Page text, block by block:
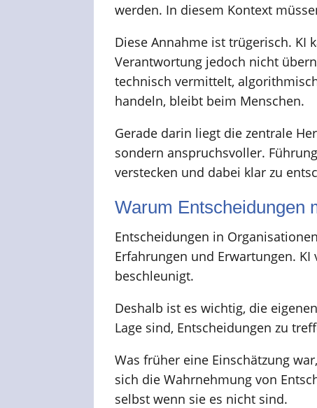
werden. In diesem Kontext
Diese Annahme ist trügerisch. KI
Verantwortung jedoch nicht
technisch vermittelt,
handeln, bleibt beim Menschen.
Gerade darin liegt die zentrale
sondern anspruchsvoller.
verstecken und dabei klar zu
Warum Entscheidungen
Entscheidungen in
Erfahrungen und Erwartungen.
beschleunigt.
Deshalb ist es wichtig, die
Lage sind, Entscheidungen zu
Was früher eine Einschätzung
sich die Wahrnehmung von
selbst wenn sie es nicht sind.